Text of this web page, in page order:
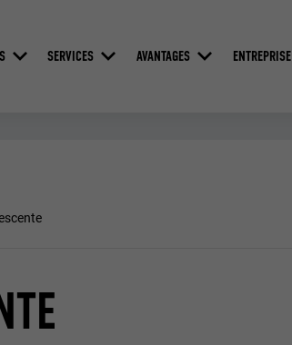
SERVICES AVANTAGES ENTREPRISE